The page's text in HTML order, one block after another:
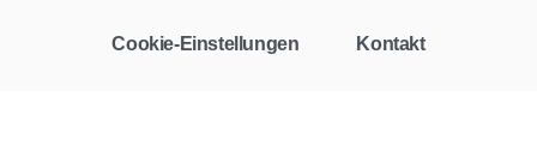
Cookie-Einstellungen Kontakt